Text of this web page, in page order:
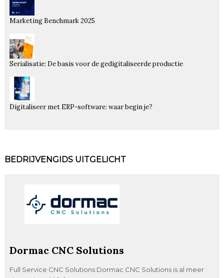
Marketing Benchmark 2025
Serialisatie: De basis voor de gedigitaliseerde productie
Digitaliseer met ERP-software: waar begin je?
BEDRIJVENGIDS UITGELICHT
Dormac CNC Solutions
Full Service CNC Solutions Dormac CNC Solutions is al meer